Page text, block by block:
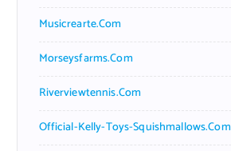
Musicrearte.com
Morseysfarms.com
Riverviewtennis.com
Official-Kelly-Toys-Squishmallows.com